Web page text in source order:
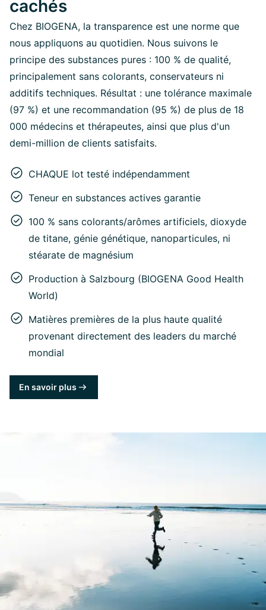
cachés
Chez BIOGENA, la transparence est une norme que
nous appliquons au quotidien. Nous suivons le
principe des substances pures : 100 % de qualité,
principalement sans colorants, conservateurs ni
additifs techniques. Résultat : une tolérance maximale
(97 %) et une recommandation (95 %) de plus de 18
000 médecins et thérapeutes, ainsi que plus d'un
demi-million de clients satisfaits.
CHAQUE lot testé indépendamment
Teneur en substances actives garantie
100 % sans colorants/arômes artificiels, dioxyde
de titane, génie génétique, nanoparticules, ni
stéarate de magnésium
Production à Salzbourg (BIOGENA Good Health
World)
Matières premières de la plus haute qualité
provenant directement des leaders du marché
mondial
En savoir plus